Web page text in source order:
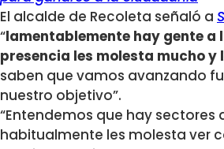
El alcalde de Recoleta señaló a
“lamentablemente hay gente a
presencia les molesta mucho y
saben que vamos avanzando
nuestro objetivo”.
“Entendemos que hay sectores
habitualmente les molesta ver